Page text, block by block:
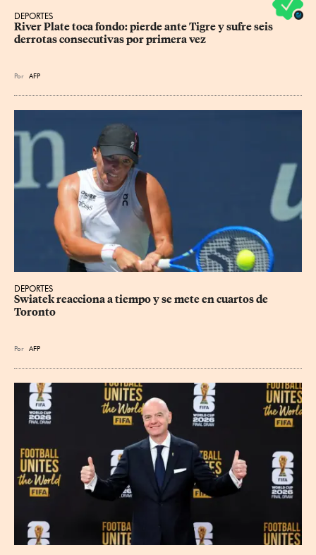
DEPORTES
River Plate toca fondo: pierde ante Tigre y sufre seis
derrotas consecutivas por primera vez
Por AFP
DEPORTES
Swiatek reacciona a tiempo y se mete en cuartos de
Toronto
Por AFP